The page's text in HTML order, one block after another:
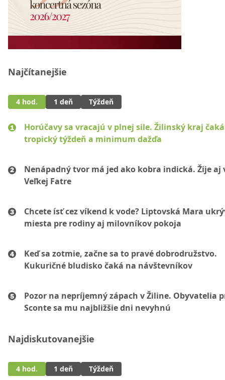
Najčítanejšie
4 hod. 1 deň Týždeň
Horúčavy sa vracajú v plnej sile. Žilinský kraj čaká
tropický týždeň a minimum dažďa
Nenápadný tvor má jed ako kobra indická. Žije aj
Veľkej Fatre
Chcete ísť cez víkend k vode? Liptovská Mara
miesta pre rodiny aj milovníkov pokoja
Keď sa zotmie, začne sa to pravé dobrodružstvo.
Kukuričné bludisko čaká na návštevníkov
Pozor na nepríjemný zápach v Žiline. Obyvatelia
Sconte sa mu najbližšie dni nevyhnú
Najdiskutovanejšie
4 hod. 1 deň Týždeň